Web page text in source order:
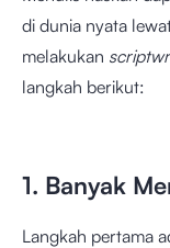
di dunia nyata
melakukan
langkah berikut:
1. Banyak
Langkah pertama